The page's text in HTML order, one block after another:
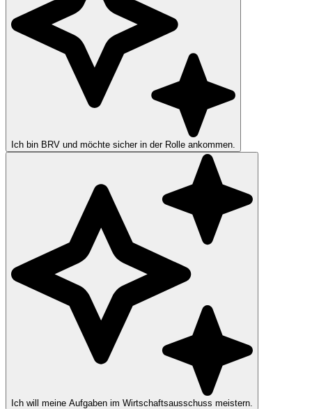
Ich bin BRV und möchte sicher in der Rolle ankommen.
Ich will meine Aufgaben im Wirtschaftsausschuss meistern.